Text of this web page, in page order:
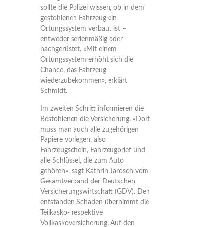
sollte die Polizei wissen, ob in dem
gestohlenen Fahrzeug ein
Ortungssystem verbaut ist –
entweder serienmäßig oder
nachgerüstet. «Mit einem
Ortungssystem erhöht sich die
Chance, das Fahrzeug
wiederzubekommen», erklärt
Schmidt.
Im zweiten Schritt informieren die
Bestohlenen die Versicherung. «Dort
muss man auch alle zugehörigen
Papiere vorlegen, also
Fahrzeugschein, Fahrzeugbrief und
alle Schlüssel, die zum Auto
gehören», sagt Kathrin Jarosch vom
Gesamtverband der Deutschen
Versicherungswirtschaft (GDV). Den
entstanden Schaden übernimmt die
Teilkasko- respektive
Vollkaskoversicherung. Auf den